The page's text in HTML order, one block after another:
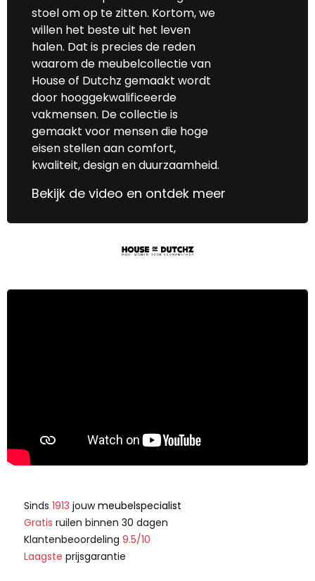
stoel om op te zitten. Kortom, we
willen het beste uit het leven
halen. Dat is precies de reden
waarom de meubelcollectie van
House of Dutchz gemaakt wordt
door hooggekwalificeerde
vakmensen. De collectie is
gemaakt voor mensen die hoge
eisen stellen aan comfort,
kwaliteit, design en duurzaamheid.
Bekijk de video en ontdek meer
Sinds 1913 jouwmeubelspecialist
Gratis ruilen binnen 30 dagen
Klantenbeoordeling 9.5/10
Laagste prijsgarantie